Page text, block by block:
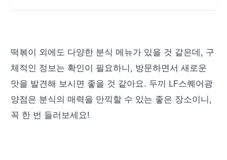
떡볶이 외에도 다양한 분식 메뉴가 있을 것 같은데, 구
체적인 정보는 확인이 필요하니, 방문하면서 새로운
맛을 발견해 보시면 좋을 것 같아요. 두끼 LF스퀘어광
양점은 분식의 매력을 만끽할 수 있는 좋은 장소이니,
꼭 한 번 들러보세요!